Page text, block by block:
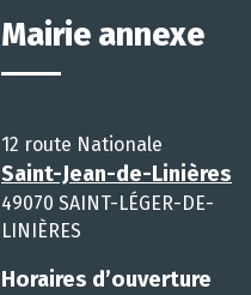
Mairie annexe
12 route Nationale
Saint-Jean-de-Linières
49070 SAINT-LÉGER-DE-
LINIÈRES
Horaires d’ouverture